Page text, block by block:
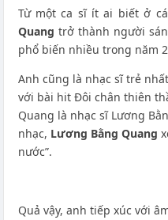
Từ một ca sĩ ít ai biết ở
Quang trở thành người
phổ biến nhiều trong năm
Anh cũng là nhạc sĩ trẻ
với bài hit Đôi chân thiên
Quang là nhạc sĩ Lương
nhạc, Lương Bằng Quang
nước”.
Quả vậy, anh tiếp xúc với